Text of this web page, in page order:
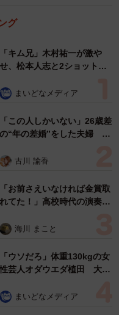
グ
「キム兄」木村祐一が激や
せ、松本人志と2ショット
「テキヤの兄さん」
まいどなメディア
「この人しかいない」26歳差
の“年の差婚”をした夫婦 出
た？ 今の思いを聞いた
古川 諭香
「お前さえいなければ金賞取
れてた！」高校時代の演奏会
生は楽器修理職人に 10年後
ぬ申し出【漫画】
海川 まこと
「ウソだろ」体重130kgの女
性芸人オダウエダ植田 大学
で」 まいどなメディア